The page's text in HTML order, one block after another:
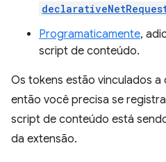
Programaticamente,
script de conteúdo.
Os tokens estão vinculados a
então você precisa se
script de conteúdo está
da extensão.